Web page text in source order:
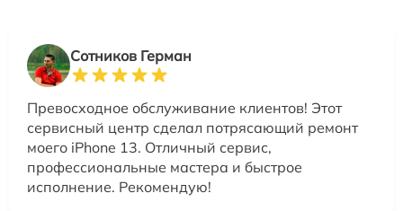
Сотников Герман
Превосходное обслуживание клиентов! Этот
сервисный центр сделал потрясающий ремонт
моего iPhone 13. Отличный сервис,
профессиональные мастера и быстрое
исполнение. Рекомендую!